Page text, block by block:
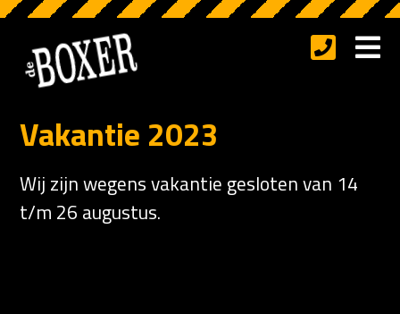
Vakantie 2023
Wij zijn wegens vakantie gesloten van 14
t/m 26 augustus.